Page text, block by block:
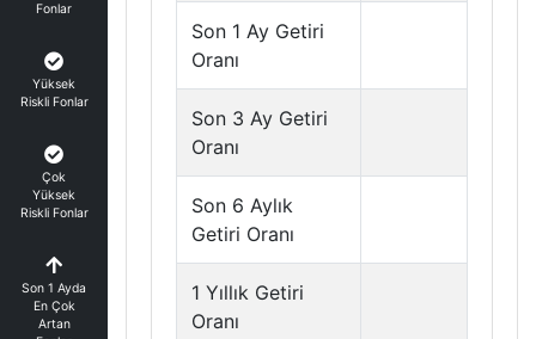
Fonlar
Yüksek
Riskli Fonlar
Çok
Yüksek
Riskli Fonlar
Son 1 Ayda
En Çok
Artan
Son 1 Ay Getiri
Oranı
Son 3 Ay Getiri
Oranı
Son 6 Aylık
Getiri Oranı
1 Yıllık Getiri
Oranı